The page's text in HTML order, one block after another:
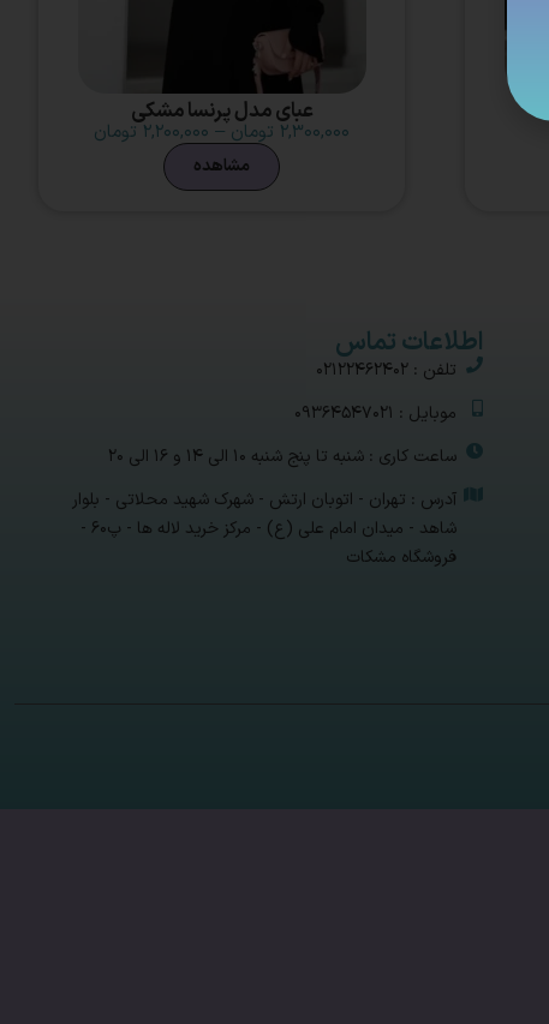
عبای مدل پرنسا مشکی
۲,۳۰۰,۰۰۰ تومان – ۲,۲۰۰,۰۰۰ تومان
مشاهده
اطلاعات تماس
تلفن : 02122462402
موبایل : 09364547021
ساعت کاری : شنبه تا پنج شنبه 10 الی 14 و 16 الی 20
آدرس : تهران - اتوبان ارتش - شهرک شهید محلاتی - بلوار
شاهد - میدان امام علی (ع) - مرکز خرید لاله ها - پ۶۰ -
فروشگاه مشکات